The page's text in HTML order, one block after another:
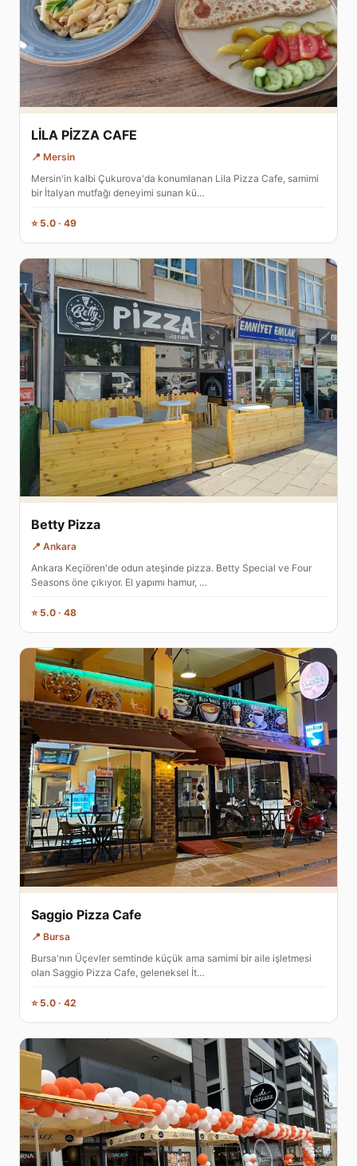
LİLA PİZZA CAFE
📍 Mersin
Mersin'in kalbi Çukurova'da konumlanan Lila Pizza Cafe, samimi
bir İtalyan mutfağı deneyimi sunan kü…
⭐ 5.0 · 49
Betty Pizza
📍 Ankara
Ankara Keçiören'de odun ateşinde pizza. Betty Special ve Four
Seasons öne çıkıyor. El yapımı hamur, …
⭐ 5.0 · 48
Saggio Pizza Cafe
📍 Bursa
Bursa'nın Üçevler semtinde küçük ama samimi bir aile işletmesi
olan Saggio Pizza Cafe, geleneksel İt…
⭐ 5.0 · 42